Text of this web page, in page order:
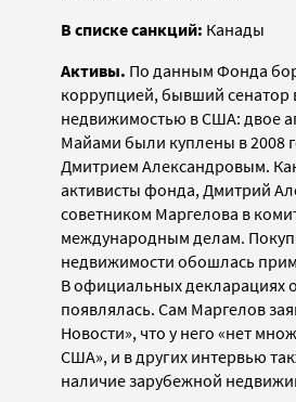
В списке санкций: Канады
Активы. По данным Фонда
коррупцией, бывший сенатор
недвижимостью в США: двое
Майами были куплены в 2008
Дмитрием Александровым.
активисты фонда, Дмитрий
советником Маргелова в
международным делам.
недвижимости обошлась
В официальных декларациях
появлялась. Сам Маргелов
Новости», что у него «нет
США», и в других интервью
наличие зарубежной